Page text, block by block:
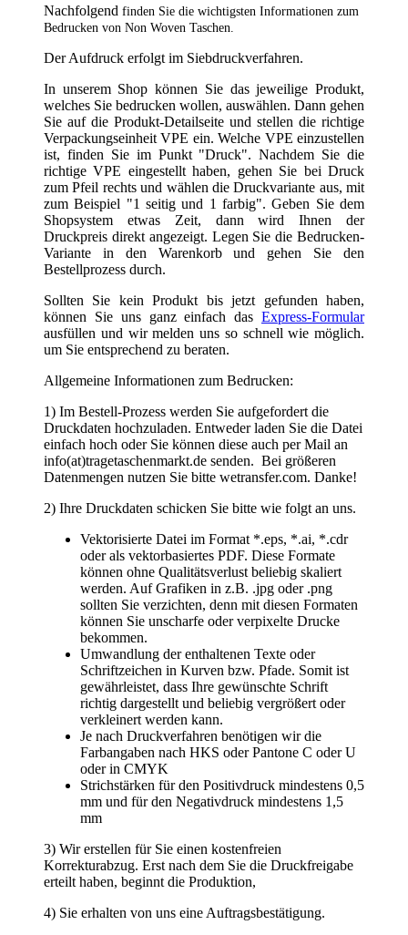
Nachfolgend finden Sie die wichtigsten Informationen zum
Bedrucken von Non Woven Taschen.
Der Aufdruck erfolgt im Siebdruckverfahren.
In unserem Shop können Sie das jeweilige Produkt,
welches Sie bedrucken wollen, auswählen. Dann gehen
Sie auf die Produkt-Detailseite und stellen die richtige
Verpackungseinheit VPE ein. Welche VPE einzustellen
ist, finden Sie im Punkt "Druck". Nachdem Sie die
richtige VPE eingestellt haben, gehen Sie bei Druck
zum Pfeil rechts und wählen die Druckvariante aus, mit
zum Beispiel "1 seitig und 1 farbig". Geben Sie dem
Shopsystem etwas Zeit, dann wird Ihnen der
Druckpreis direkt angezeigt. Legen Sie die Bedrucken-
Variante in den Warenkorb und gehen Sie den
Bestellprozess durch.
Sollten Sie kein Produkt bis jetzt gefunden haben,
können Sie uns ganz einfach das Express-Formular
ausfüllen und wir melden uns so schnell wie möglich.
um Sie entsprechend zu beraten.
Allgemeine Informationen zum Bedrucken:
1) Im Bestell-Prozess werden Sie aufgefordert die
Druckdaten hochzuladen. Entweder laden Sie die Datei
einfach hoch oder Sie können diese auch per Mail an
info(at)tragetaschenmarkt.de senden. Bei größeren
Datenmengen nutzen Sie bitte wetransfer.com. Danke!
2) Ihre Druckdaten schicken Sie bitte wie folgt an uns.
Vektorisierte Datei im Format *.eps, *.ai, *.cdr
oder als vektorbasiertes PDF. Diese Formate
können ohne Qualitätsverlust beliebig skaliert
werden. Auf Grafiken in z.B. .jpg oder .png
sollten Sie verzichten, denn mit diesen Formaten
können Sie unscharfe oder verpixelte Drucke
bekommen.
Umwandlung der enthaltenen Texte oder
Schriftzeichen in Kurven bzw. Pfade. Somit ist
gewährleistet, dass Ihre gewünschte Schrift
richtig dargestellt und beliebig vergrößert oder
verkleinert werden kann.
Je nach Druckverfahren benötigen wir die
Farbangaben nach HKS oder Pantone C oder U
oder in CMYK
Strichstärken für den Positivdruck mindestens 0,5
mm und für den Negativdruck mindestens 1,5
mm
3) Wir erstellen für Sie einen kostenfreien
Korrekturabzug. Erst nach dem Sie die Druckfreigabe
erteilt haben, beginnt die Produktion,
4) Sie erhalten von uns eine Auftragsbestätigung.